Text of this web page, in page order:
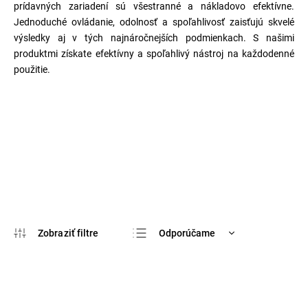
prídavných zariadení sú všestranné a nákladovo efektívne.
Jednoduché ovládanie, odolnosť a spoľahlivosť zaisťujú skvelé
výsledky aj v tých najnáročnejších podmienkach. S našimi
produktmi získate efektívny a spoľahlivý nástroj na každodenné
použitie.
Odporúčame